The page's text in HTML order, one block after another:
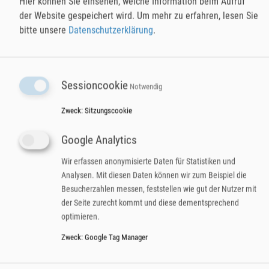
Homeoffice-Tage den Arbeitnehmer bei der Steuererklärung unterstützen. Diese
Bescheinigung sollte sorgfältig dokumentiert und archiviert werden.
WELCHE ROLLE SPIELT DAS
HÄUSLICHE ARBEITSZIMMER
FÜR DIE LOHNABRECHNUNG?
Ein weiterer bedeutender Punkt für die Lohnbuchhaltung ist die Behandlung der
Kosten für ein häusliches Arbeitszimmer. Wenn der Arbeitgeber diese Kosten
erstattet, handelt es sich grundsätzlich um steuerpflichtigen Arbeitslohn. Die
Lohnbuchführung muss diese Beträge daher als solchen erfassen und in der
Lohnabrechnung entsprechend ausweisen.
Werbungskosten in der privaten Steuererklärung abzusetzen. Voraussetzung ist,
der Website gespeichert wird. Um mehr zu erfahren, lesen Sie
bitte unsere Datenschutzerklärung.
Sessioncookie Notwendig
Zweck: Sitzungscookie
Google Analytics
Wir erfassen anonymisierte Daten für Statistiken und
Analysen. Mit diesen Daten können wir zum Beispiel die
Besucherzahlen messen, feststellen wie gut der Nutzer mit
der Seite zurecht kommt und diese dementsprechend
optimieren.
Zweck: Google Tag Manager